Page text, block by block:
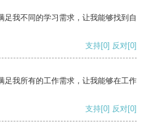
足我不同的学习需求，让我能够找到自
支持[0] 反对[0]
足我所有的工作需求，让我能够在工作
支持[0] 反对[0]